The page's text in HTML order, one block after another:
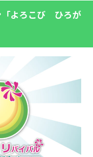
「よろこび ひろが